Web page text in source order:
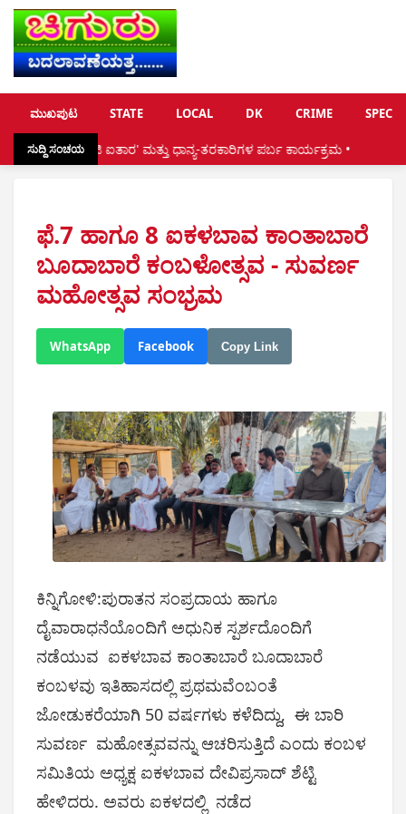
ಮುಖಪುಟ STATE LOCAL DK CRIME
ಸುದ್ದಿ ಸಂಚಯ
ಮತ್ತು ಧಾನ್ಯ-ತರಕಾರಿಗಳ ಪರ್ಬ ಕಾರ್ಯಕ್ರಮ • ಕಿಲ್ಪಾಡಿ:ಗ್ರಾಮೀಣ
ಫೆ.7 ಹಾಗೂ 8 ಐಕಳಬಾವ ಕಾಂತಾಬಾರೆ
ಬೂದಾಬಾರೆ ಕಂಬಳೋತ್ಸವ - ಸುವರ್ಣ
ಮಹೋತ್ಸವ ಸಂಭ್ರಮ
WhatsApp Facebook Copy Link
ಕಿನ್ನಿಗೋಳಿ:ಪುರಾತನ ಸಂಪ್ರದಾಯ ಹಾಗೂ
ದೈವಾರಾಧನೆಯೊಂದಿಗೆ ಅಧುನಿಕ ಸ್ಪರ್ಶದೊಂದಿಗೆ
ನಡೆಯುವ ಐಕಳಬಾವ ಕಾಂತಾಬಾರೆ ಬೂದಾಬಾರೆ
ಕಂಬಳವು ಇತಿಹಾಸದಲ್ಲಿ ಪ್ರಥಮವೆಂಬಂತೆ
ಜೋಡುಕರೆಯಾಗಿ 50 ವರ್ಷಗಳು ಕಳೆದಿದ್ದು, ಈ ಬಾರಿ
ಸುವರ್ಣ ಮಹೋತ್ಸವವನ್ನು ಆಚರಿಸುತ್ತಿದೆ ಎಂದು ಕಂಬಳ
ಸಮಿತಿಯ ಅಧ್ಯಕ್ಷ ಐಕಳಬಾವ ದೇವಿಪ್ರಸಾದ್ ಶೆಟ್ಟಿ
ಹೇಳಿದರು. ಅವರು ಐಕಳದಲ್ಲಿ ನಡೆದ